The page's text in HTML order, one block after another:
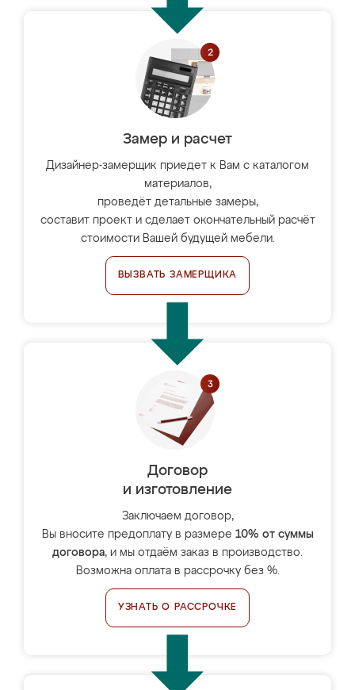
Замер и расчет
Дизайнер-замерщик приедет к Вам с каталогом
материалов,
проведёт детальные замеры,
составит проект и сделает окончательный расчёт
стоимости Вашей будущей мебели.
ВЫЗВАТЬ ЗАМЕРЩИКА
Договор
и изготовление
Заключаем договор,
Вы вносите предоплату в размере 10% от суммы
договора, и мы отдаём заказ в производство.
Возможна оплата в рассрочку без %.
УЗНАТЬ О РАССРОЧКЕ